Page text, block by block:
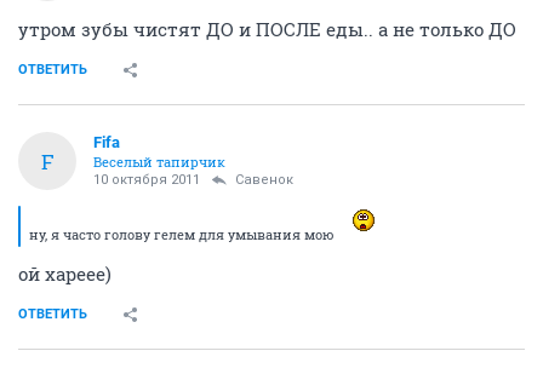
утром зубы чистят ДО и ПОСЛЕ еды.. а не только ДО
ОТВЕТИТЬ
F
Fifa
Веселый тапирчик
10 октября 2011 Савенок
ну, я часто голову гелем для умывания мою
ой хареее)
ОТВЕТИТЬ